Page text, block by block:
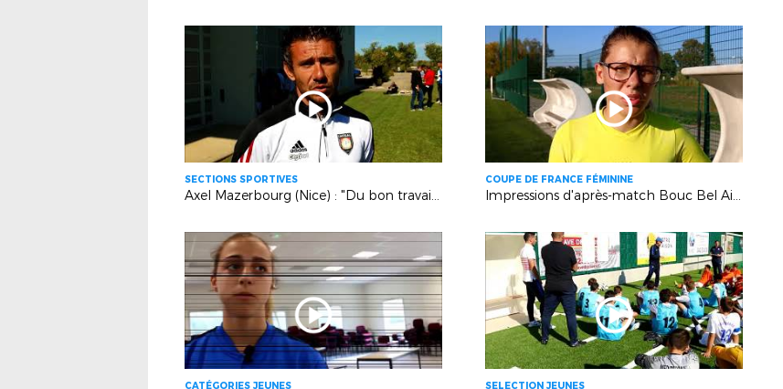
SECTIONS SPORTIVES
Axel Mazerbourg (Nice) : "Du bon travail en sections"
COUPE DE FRANCE FÉMININE
Impressions d'après-match Bouc Bel Air-Rousset
CATÉGORIES JEUNES SELECTION JEUNES